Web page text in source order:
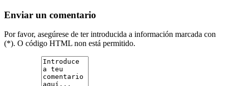
Enviar un comentario
Por favor, asegúrese de ter introducida a información marcada con
(*). O código HTML non está permitido.